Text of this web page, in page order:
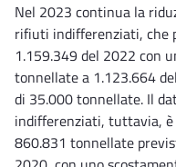
Nel 2023 continua la
rifiuti indifferenziati, che
1.159.349 del 2022 con
tonnellate a 1.123.664
di 35.000 tonnellate. Il
indifferenziati, tuttavia, è
860.831 tonnellate